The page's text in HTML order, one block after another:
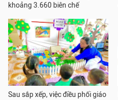
khoảng 3.660 biên chế
Sau sắp xếp, việc điều phối giáo